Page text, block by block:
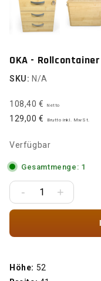
OKA - Rollcontainer
SKU: N/A
108,40 € Netto
129,00 € Brutto inkl. MwSt.
Verfügbar
Gesamtmenge: 1
- +
Höhe: 52